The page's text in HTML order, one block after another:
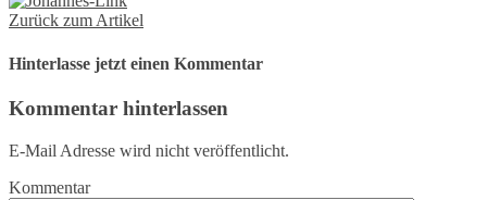
Zurück zum Artikel
Hinterlasse jetzt einen Kommentar
Kommentar hinterlassen
E-Mail Adresse wird nicht veröffentlicht.
Kommentar